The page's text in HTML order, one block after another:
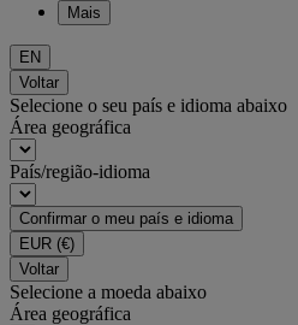
Mais
EN
Voltar
Selecione o seu país e idioma abaixo
Área geográfica
País/região-idioma
Confirmar o meu país e idioma
EUR (€)
Voltar
Selecione a moeda abaixo
Área geográfica